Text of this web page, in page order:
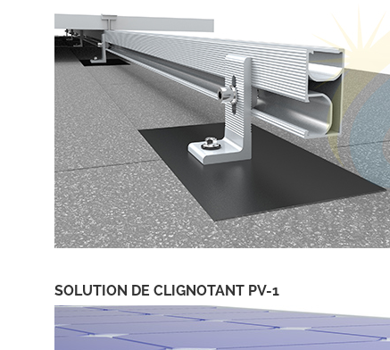
SOLUTION DE CLIGNOTANT PV-1